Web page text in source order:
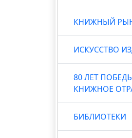
КНИЖНЫЙ
ИСКУССТВО
80 ЛЕТ
КНИЖНОЕ
БИБЛИОТЕКИ